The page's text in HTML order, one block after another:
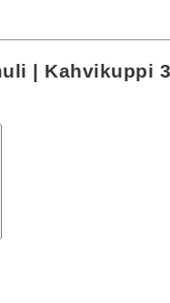
| Kahvikuppi